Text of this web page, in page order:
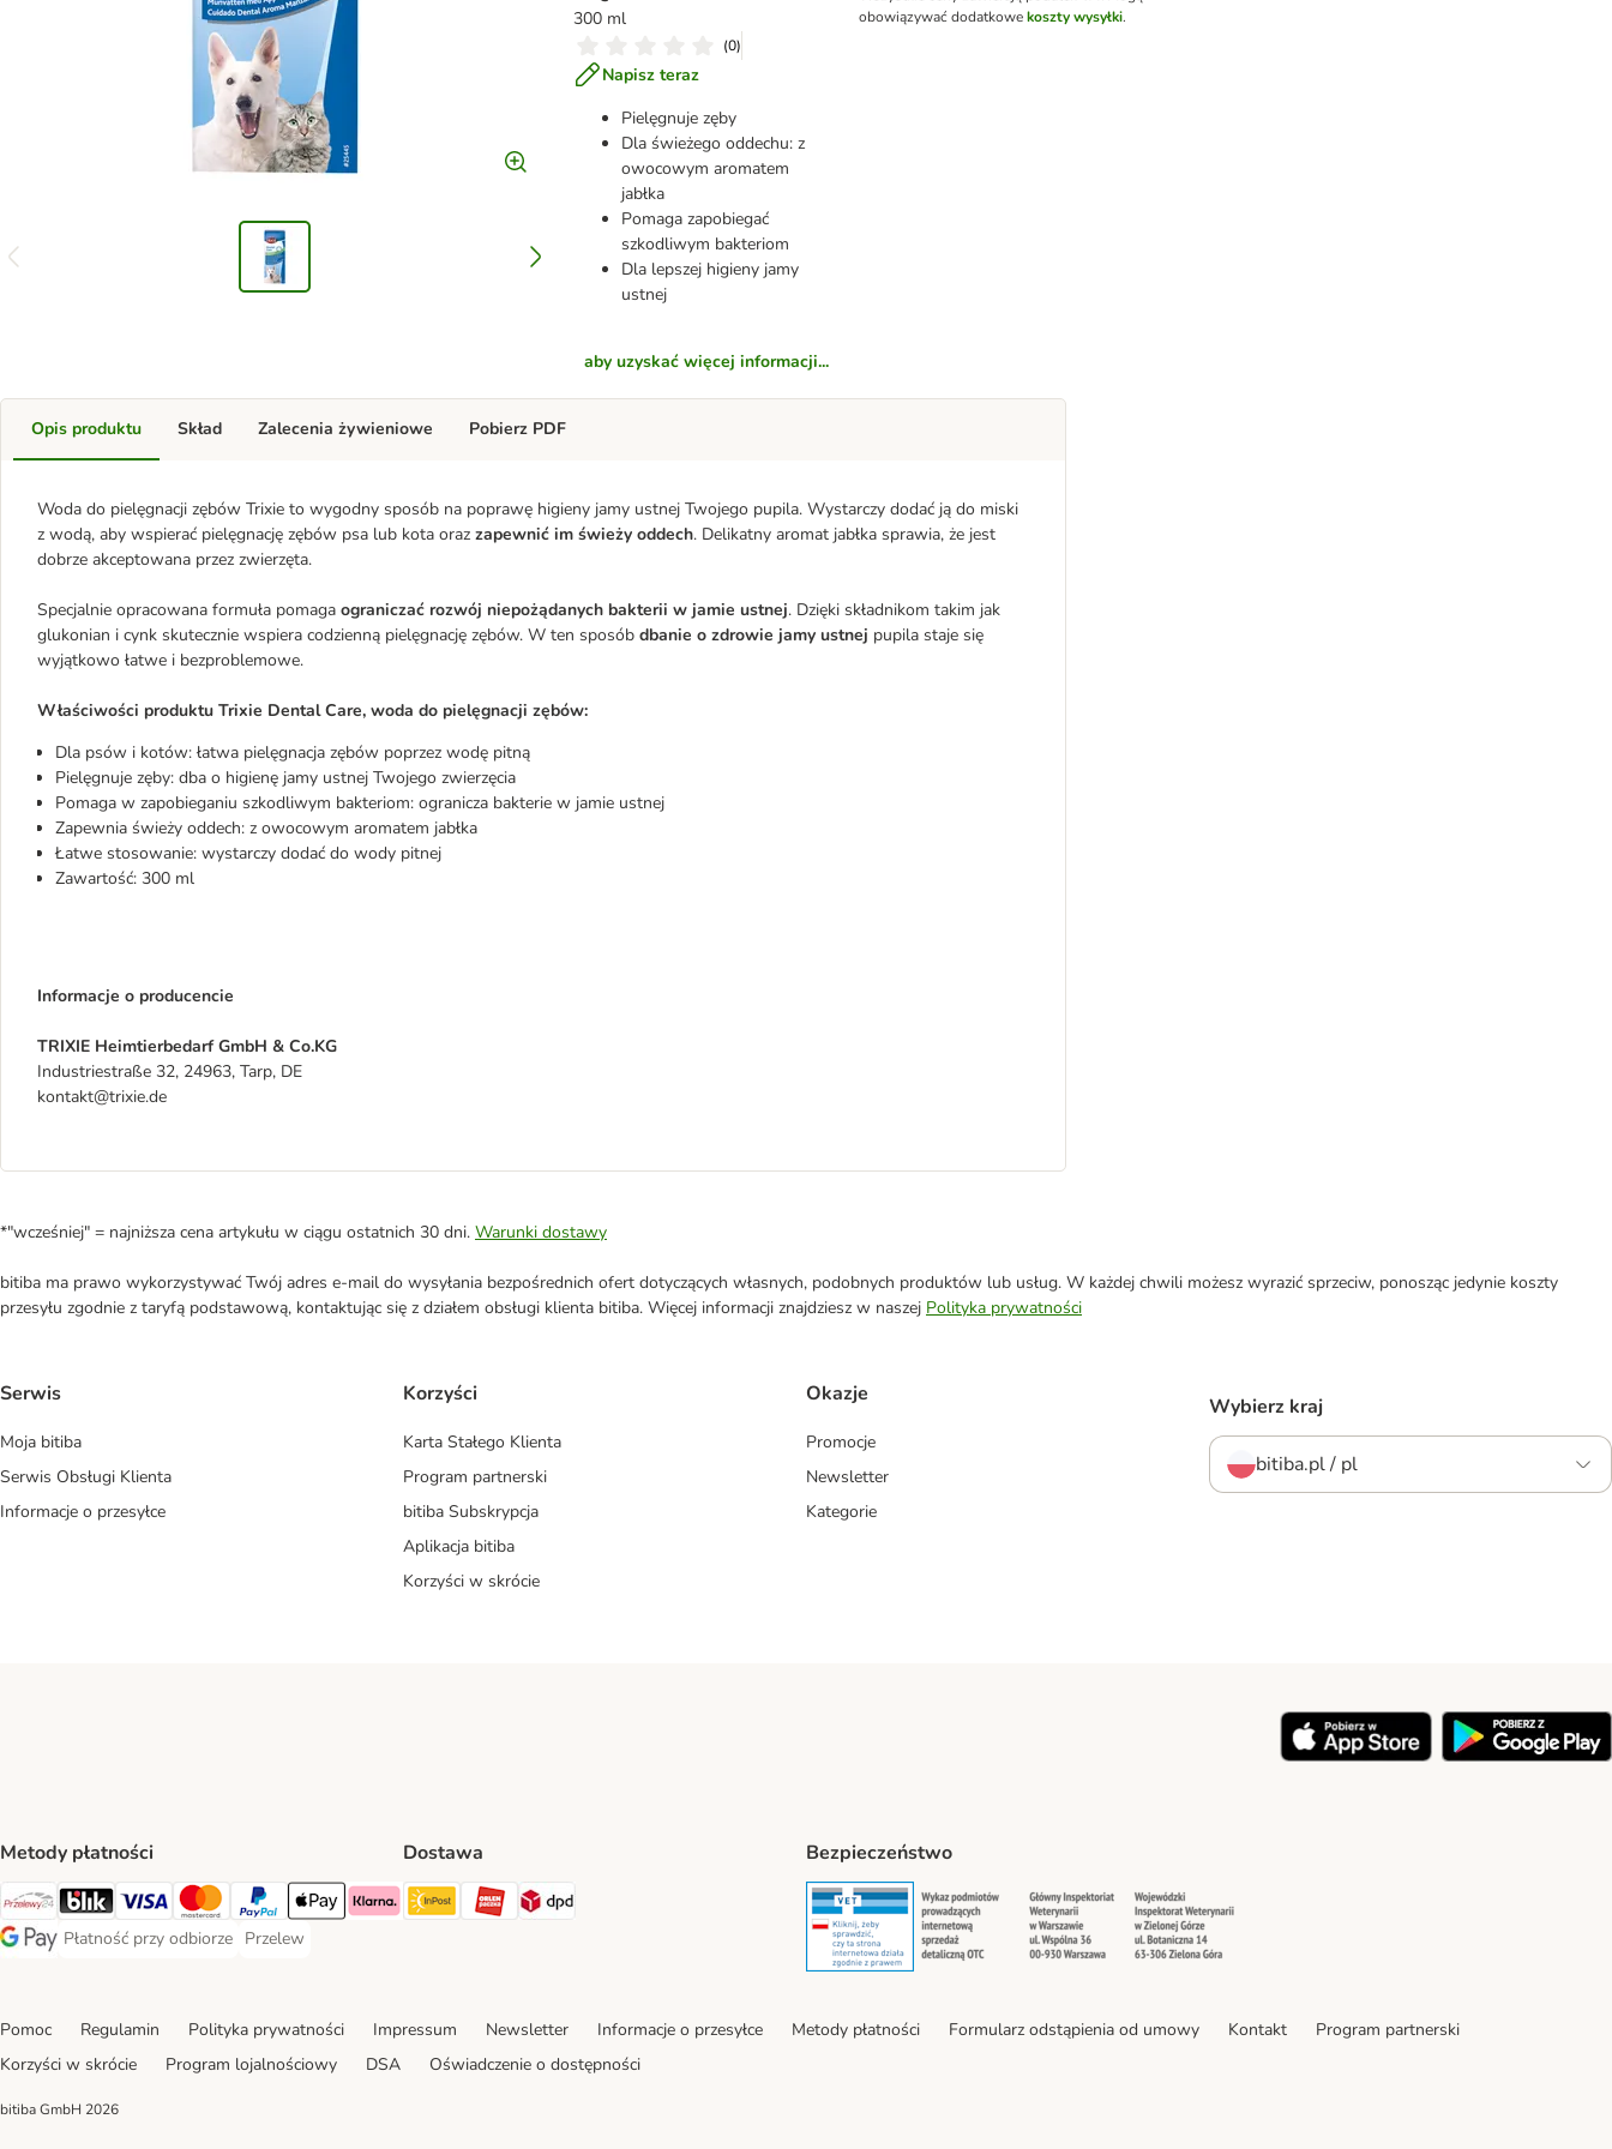
300 ml
(0)
Napisz teraz
Pielęgnuje zęby
Dla świeżego oddechu: z
owocowym aromatem
jabłka
Pomaga zapobiegać
szkodliwym bakteriom
Dla lepszej higieny jamy
ustnej
aby uzyskać więcej informacji...
obowiązywać dodatkowekoszty wysyłki.
Opis produktu
Woda do pielęgnacji zębów Trixie to wygodny sposób na poprawę higieny jamy ustnej Twojego pupila. Wystarczy dodać ją do miski
z wodą, aby wspierać pielęgnację zębów psa lub kota oraz zapewnić im świeży oddech. Delikatny aromat jabłka sprawia, że jest
dobrze akceptowana przez zwierzęta.
Specjalnie opracowana formuła pomaga ograniczać rozwój niepożądanych bakterii w jamie ustnej. Dzięki składnikom takim jak
glukonian i cynk skutecznie wspiera codzienną pielęgnację zębów. W ten sposób dbanie o zdrowie jamy ustnej pupila staje się
wyjątkowo łatwe i bezproblemowe.
Właściwości produktu Trixie Dental Care, woda do pielęgnacji zębów:
Dla psów i kotów: łatwa pielęgnacja zębów poprzez wodę pitną
Pielęgnuje zęby: dba o higienę jamy ustnej Twojego zwierzęcia
Pomaga w zapobieganiu szkodliwym bakteriom: ogranicza bakterie w jamie ustnej
Zapewnia świeży oddech: z owocowym aromatem jabłka
Łatwe stosowanie: wystarczy dodać do wody pitnej
Zawartość: 300 ml
Informacje o producencie
TRIXIE Heimtierbedarf GmbH & Co.KG
Industriestraße 32, 24963, Tarp, DE
kontakt@trixie.de
Skład Zalecenia żywieniowe Pobierz PDF
*"wcześniej" = najniższa cena artykułu w ciągu ostatnich 30 dni. Warunki dostawy
bitiba ma prawo wykorzystywać Twój adres e-mail do wysyłania bezpośrednich ofert dotyczących własnych, podobnych produktów lub usług. W każdej chwili możesz wyrazić sprzeciw, ponosząc jedynie koszty
przesyłu zgodnie z taryfą podstawową, kontaktując się z działem obsługi klienta bitiba. Więcej informacji znajdziesz w naszej Polityka prywatności
Serwis
Moja bitiba
Serwis Obsługi Klienta
Informacje o przesyłce
Korzyści
Karta Stałego Klienta
Program partnerski
bitiba Subskrypcja
Aplikacja bitiba
Korzyści w skrócie
Okazje
Promocje
Newsletter
Kategorie
Wybierz kraj
bitiba.pl / pl
Metody płatności
Przelewy24 Payment Method
Blik Payment Method
VISA Payment Method
MasterCard Payment Method
PayPal Payment Method
Apple Pay Payment Method
Klarna Payment Method
Google Pay Payment Method
Płatność przy odbiorze
Płatność przy odbiorze Payment Method
Przelew
Przelew Payment Method
Dostawa
InPost Shipping Method
ORLEN Paczka. Shipping Method
Bezpieczeństwo
Security Security Security
Pomoc Regulamin Polityka prywatności Impressum Newsletter Informacje o przesyłce Metody płatności Formularz odstąpienia od umowy Kontakt
Program partnerski
Korzyści w skrócie
Program lojalnościowy DSA Oświadczenie o dostępności
bitiba GmbH 2026